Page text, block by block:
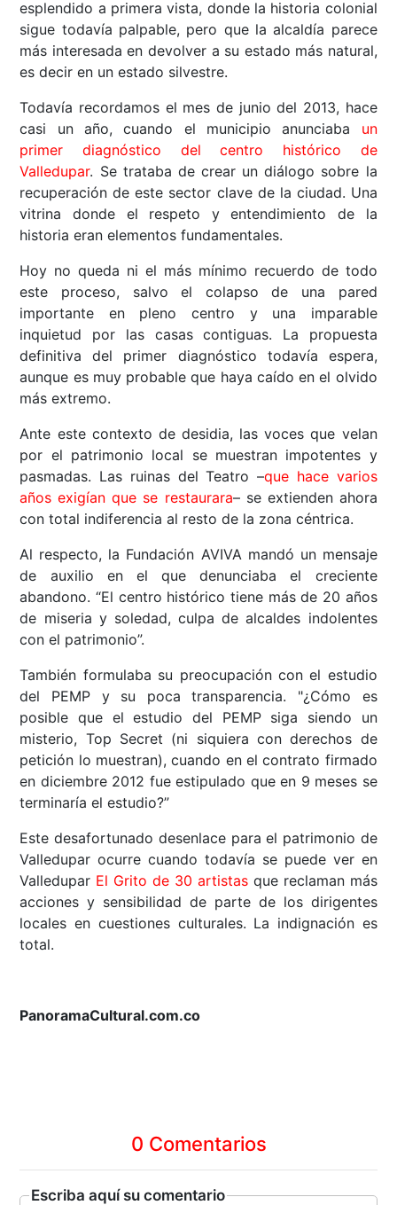
esplendido a primera vista, donde la historia colonial
sigue todavía palpable, pero que la alcaldía parece
más interesada en devolver a su estado más natural,
es decir en un estado silvestre.
Todavía recordamos el mes de junio del 2013, hace
casi un año, cuando el municipio anunciaba un
primer diagnóstico del centro histórico de
Valledupar. Se trataba de crear un diálogo sobre la
recuperación de este sector clave de la ciudad. Una
vitrina donde el respeto y entendimiento de la
historia eran elementos fundamentales.
Hoy no queda ni el más mínimo recuerdo de todo
este proceso, salvo el colapso de una pared
importante en pleno centro y una imparable
inquietud por las casas contiguas. La propuesta
definitiva del primer diagnóstico todavía espera,
aunque es muy probable que haya caído en el olvido
más extremo.
Ante este contexto de desidia, las voces que velan
por el patrimonio local se muestran impotentes y
pasmadas. Las ruinas del Teatro –que hace varios
años exigían que se restaurara– se extienden ahora
con total indiferencia al resto de la zona céntrica.
Al respecto, la Fundación AVIVA mandó un mensaje
de auxilio en el que denunciaba el creciente
abandono. “El centro histórico tiene más de 20 años
de miseria y soledad, culpa de alcaldes indolentes
con el patrimonio”.
También formulaba su preocupación con el estudio
del PEMP y su poca transparencia. "¿Cómo es
posible que el estudio del PEMP siga siendo un
misterio, Top Secret (ni siquiera con derechos de
petición lo muestran), cuando en el contrato firmado
en diciembre 2012 fue estipulado que en 9 meses se
terminaría el estudio?”
Este desafortunado desenlace para el patrimonio de
Valledupar ocurre cuando todavía se puede ver en
Valledupar El Grito de 30 artistasque reclaman más
acciones y sensibilidad de parte de los dirigentes
locales en cuestiones culturales. La indignación es
total.
PanoramaCultural.com.co
0 Comentarios
Escriba aquí su comentario